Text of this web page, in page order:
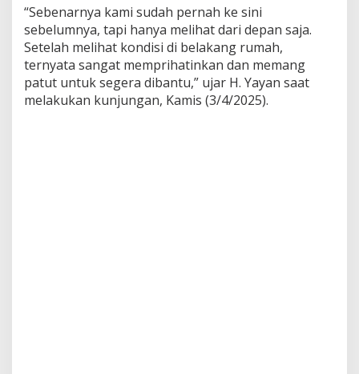
“Sebenarnya kami sudah pernah ke sini
sebelumnya, tapi hanya melihat dari depan saja.
Setelah melihat kondisi di belakang rumah,
ternyata sangat memprihatinkan dan memang
patut untuk segera dibantu,” ujar H. Yayan saat
melakukan kunjungan, Kamis (3/4/2025).